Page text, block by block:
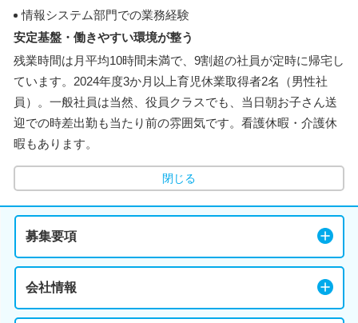
情報システム部門での業務経験
安定基盤・働きやすい環境が整う
残業時間は月平均10時間未満で、9割超の社員が定時に帰宅し
ています。2024年度3か月以上育児休業取得者2名（男性社
員）。一般社員は当然、役員クラスでも、当日朝お子さん送
迎での時差出勤も当たり前の雰囲気です。看護休暇・介護休
暇もあります。
閉じる
募集要項
会社情報